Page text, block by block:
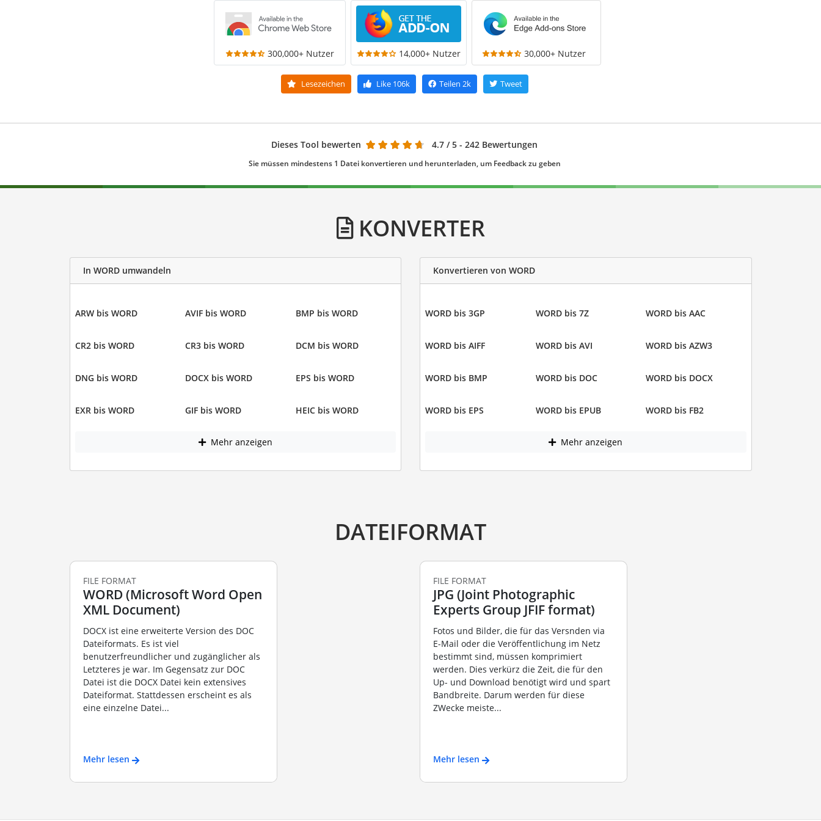
300,000+ Nutzer 14,000+ Nutzer 30,000+ Nutzer
Lesezeichen Like106k Teilen 2k Tweet
Dieses Tool bewerten 4.7 / 5 - 242 Bewertungen
Sie müssen mindestens 1 Datei konvertieren und herunterladen, um Feedback zu geben
KONVERTER
In WORD umwandeln
ARW bis WORD AVIF bis WORD BMP bis WORD
CR2 bis WORD CR3 bis WORD DCM bis WORD
DNG bis WORD DOCX bis WORD EPS bis WORD
EXR bis WORD GIF bis WORD HEIC bis WORD
Mehr anzeigen
Konvertieren von WORD
WORD bis 3GP WORD bis 7Z WORD bis AAC
WORD bis AIFF WORD bis AVI WORD bis AZW3
WORD bis BMP WORD bis DOC WORD bis DOCX
WORD bis EPS WORD bis EPUB WORD bis FB2
Mehr anzeigen
DATEIFORMAT
FILE FORMAT
WORD (Microsoft Word Open
XML Document)
DOCX ist eine erweiterte Version des DOC
Dateiformats. Es ist viel
benutzerfreundlicher und zugänglicher als
Letzteres je war. Im Gegensatz zur DOC
Datei ist die DOCX Datei kein extensives
Dateiformat. Stattdessen erscheint es als
eine einzelne Datei...
Mehr lesen
FILE FORMAT
JPG (Joint Photographic
Experts Group JFIF format)
Fotos und Bilder, die für das Versnden via
E-Mail oder die Veröffentlichung im Netz
bestimmt sind, müssen komprimiert
werden. Dies verkürz die Zeit, die für den
Up- und Download benötigt wird und spart
Bandbreite. Darum werden für diese
ZWecke meiste...
Mehr lesen